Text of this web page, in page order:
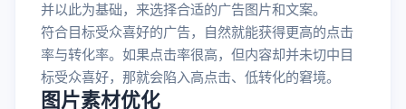
并以此为基础，来选择合适的广告图片和文案。
符合目标受众喜好的广告，自然就能获得更高的点击
率与转化率。如果点击率很高，但内容却并未切中目
标受众喜好，那就会陷入高点击、低转化的窘境。
图片素材优化